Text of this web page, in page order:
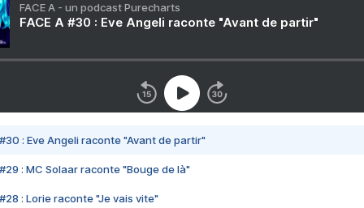
FACE A - un podcast Purecharts
FACE A #30 : Eve Angeli raconte "Avant de partir"
#30 : Eve Angeli raconte "Avant de partir"
#29 : MC Solaar raconte "Bouge de là"
#28 : Lorie raconte "Je vais vite"